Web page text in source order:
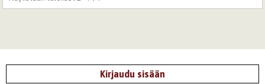
Kirjaudu sisään